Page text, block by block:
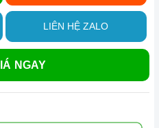
LIÊN HỆ ZALO
NGAY